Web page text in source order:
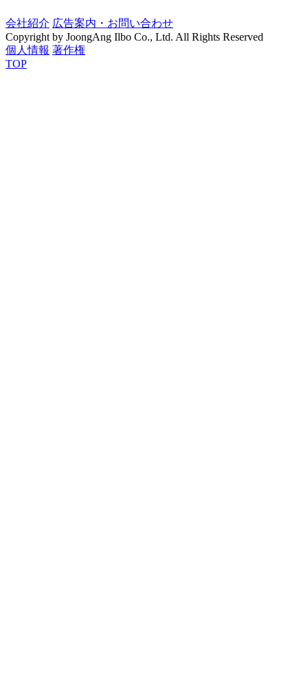
会社紹介 広告案内・お問い合わせ
Copyright by JoongAng Ilbo Co., Ltd. All Rights Reserved
個人情報 著作権
TOP